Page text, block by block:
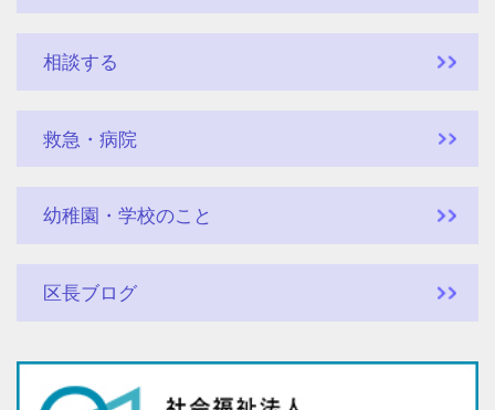
相談する
救急・病院
幼稚園・学校のこと
区長ブログ